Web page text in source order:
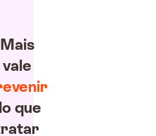
Mais
vale
que